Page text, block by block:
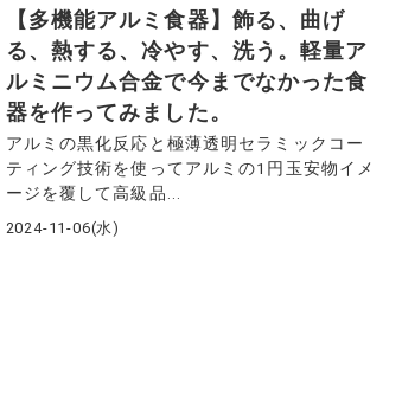
【多機能アルミ食器】飾る、曲げ
る、熱する、冷やす、洗う。軽量ア
ルミニウム合金で今までなかった食
器を作ってみました。
アルミの黒化反応と極薄透明セラミックコー
ティング技術を使ってアルミの1円玉安物イメ
ージを覆して高級品...
2024-11-06(水)